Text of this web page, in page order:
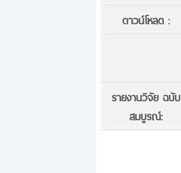
ดาวน์โหลด :
รายงานวิจัย ฉบับ
สมบูรณ์: